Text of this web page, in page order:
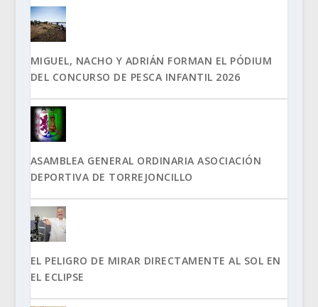
MIGUEL, NACHO Y ADRIÁN FORMAN EL PÓDIUM
DEL CONCURSO DE PESCA INFANTIL 2026
ASAMBLEA GENERAL ORDINARIA ASOCIACIÓN
DEPORTIVA DE TORREJONCILLO
EL PELIGRO DE MIRAR DIRECTAMENTE AL SOL EN
EL ECLIPSE